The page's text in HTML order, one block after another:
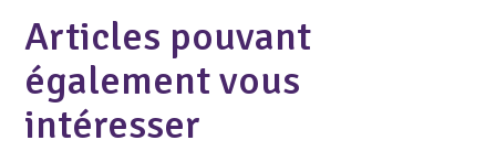
Articles pouvant
également vous
intéresser